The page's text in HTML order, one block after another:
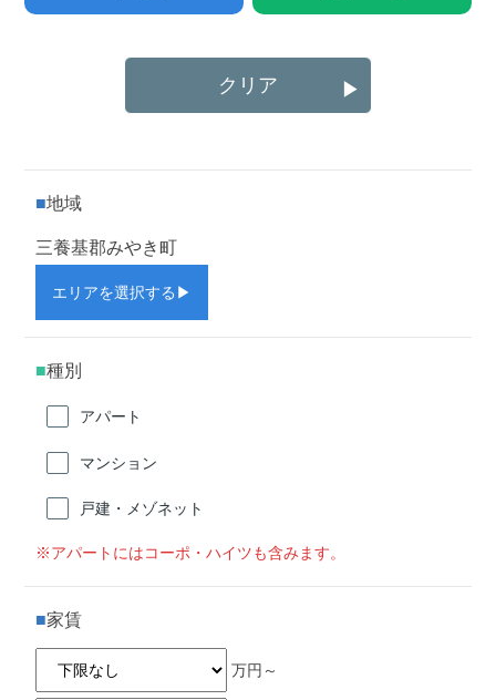
クリア ▶
地域
三養基郡みやき町
エリアを選択する ▶
種別
アパート
マンション
戸建・メゾネット
※アパートにはコーポ・ハイツも含みます。
家賃
万円～